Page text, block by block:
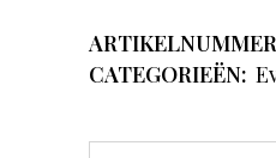
CATEGORIEËN: